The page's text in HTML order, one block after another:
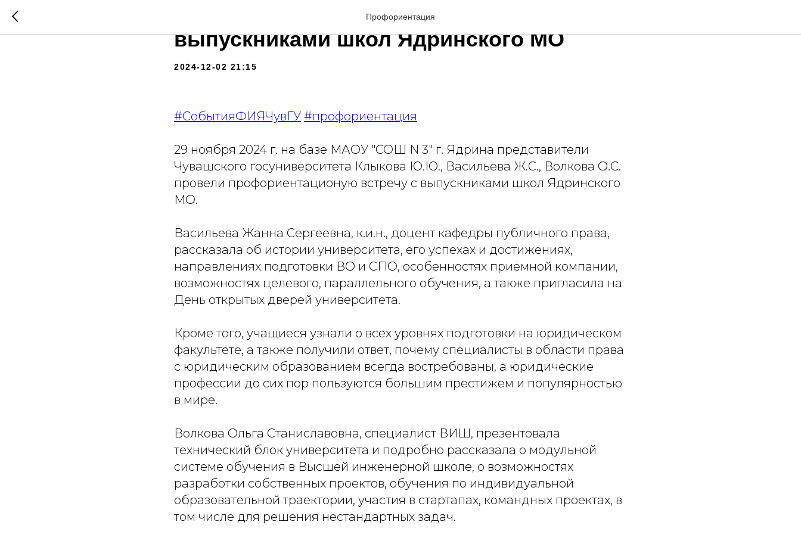
Профориентация
Профориентационая встреча с
выпускниками школ Ядринского МО
2024-12-02 21:15
#СобытияФИЯЧувГУ #профориентация
29 ноября 2024 г. на базе МАОУ "СОШ N 3" г. Ядрина представители
Чувашского госуниверситета Клыкова Ю.Ю., Васильева Ж.С., Волкова О.С.
провели профориентационую встречу с выпускниками школ Ядринского
МО.
Васильева Жанна Сергеевна, к.и.н., доцент кафедры публичного права,
рассказала об истории университета, его успехах и достижениях,
направлениях подготовки ВО и СПО, особенностях приёмной компании,
возможностях целевого, параллельного обучения, а также пригласила на
День открытых дверей университета.
Кроме того, учащиеся узнали о всех уровнях подготовки на юридическом
факультете, а также получили ответ, почему специалисты в области права
с юридическим образованием всегда востребованы, а юридические
профессии до сих пор пользуются большим престижем и популярностью
в мире.
Волкова Ольга Станиславовна, специалист ВИШ, презентовала
технический блок университета и подробно рассказала о модульной
системе обучения в Высшей инженерной школе, о возможностях
разработки собственных проектов, обучения по индивидуальной
образовательной траектории, участия в стартапах, командных проектах, в
том числе для решения нестандартных задач.